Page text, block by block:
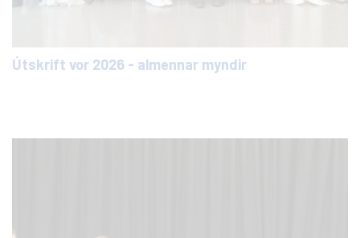
Útskrift vor 2026 - almennar myndir